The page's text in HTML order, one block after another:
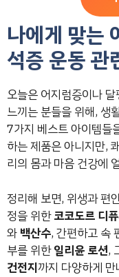
나에게 맞는
석증 운동 관
오늘은 어지럼증이나
느끼는 분들을 위해, 생
7가지 베스트 아이템들
하는 제품은 아니지만,
리의 몸과 마음 건강에
정리해 보면, 위생과 편
정을 위한코코도르 디
와 백산수, 간편하고 속
부를 위한일리윤 로션,
건전지까지 다양하게 만